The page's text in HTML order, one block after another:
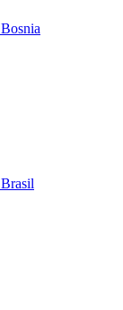
Bosnia
Brasil